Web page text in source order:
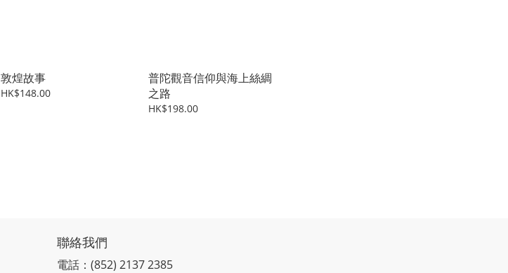
敦煌故事
HK$148.00
普陀觀音信仰與海上絲綢
之路
HK$198.00
聯絡我們
電話：(852) 2137 2385